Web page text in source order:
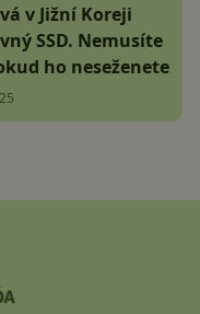
v Jižní Koreji
SSD. Nemusíte
ho neseženete